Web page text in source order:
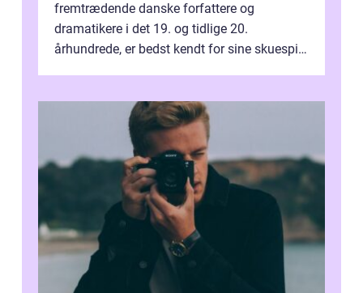
fremtrædende danske forfattere og
dramatikere i det 19. og tidlige 20.
århundrede, er bedst kendt for sine skuespil.